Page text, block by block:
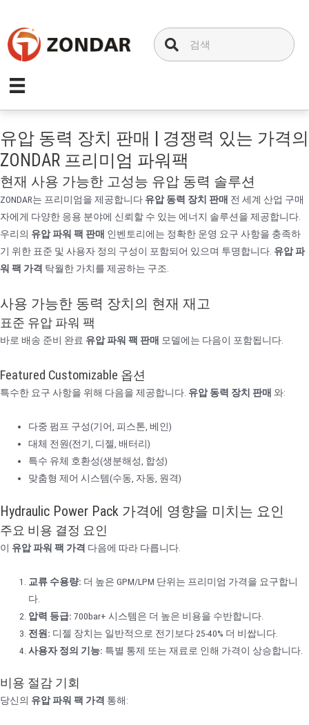
으
뛰
유압 동력 장치 판매 | 경쟁력 있는 가격의
ZONDAR 프리미엄 파워팩
현재 사용 가능한 고성능 유압 동력 솔루션
ZONDAR는 프리미엄을 제공합니다 유압 동력 장치 판매 전 세계 산업 구매
자에게 다양한 응용 분야에 신뢰할 수 있는 에너지 솔루션을 제공합니다.
우리의 유압 파워 팩 판매 인벤토리에는 정확한 운영 요구 사항을 충족하
기 위한 표준 및 사용자 정의 구성이 포함되어 있으며 투명합니다. 유압 파
워 팩 가격 탁월한 가치를 제공하는 구조.
사용 가능한 동력 장치의 현재 재고
표준 유압 파워 팩
바로 배송 준비 완료 유압 파워 팩 판매 모델에는 다음이 포함됩니다.
Featured Customizable 옵션
특수한 요구 사항을 위해 다음을 제공합니다. 유압 동력 장치 판매 와:
다중 펌프 구성(기어, 피스톤, 베인)
대체 전원(전기, 디젤, 배터리)
특수 유체 호환성(생분해성, 합성)
맞춤형 제어 시스템(수동, 자동, 원격)
Hydraulic Power Pack 가격에 영향을 미치는 요인
주요 비용 결정 요인
이 유압 파워 팩 가격 다음에 따라 다릅니다.
교류 수용량: 더 높은 GPM/LPM 단위는 프리미엄 가격을 요구합니
다.
압력 등급: 700bar+ 시스템은 더 높은 비용을 수반합니다.
전원: 디젤 장치는 일반적으로 전기보다 25-40% 더 비쌉니다.
사용자 정의 기능: 특별 통제 또는 재료로 인해 가격이 상승합니다.
비용 절감 기회
당신의 유압 파워 팩 가격 통해: